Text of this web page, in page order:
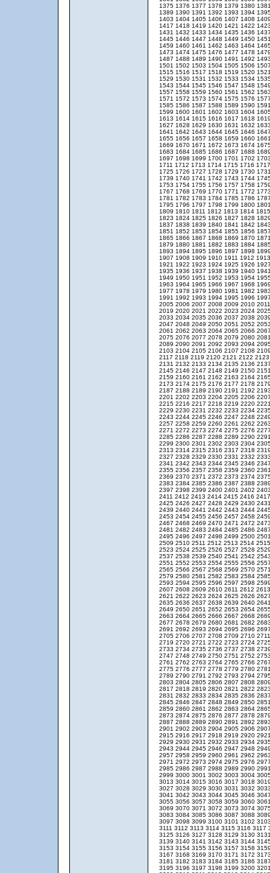
1375 1376 1377 1378 1379 1380
1389 1390 1391 1392 1393 1394
1403 1404 1405 1406 1407 1408
1417 1418 1419 1420 1421 1422
1431 1432 1433 1434 1435 1436
1445 1446 1447 1448 1449 1450
1459 1460 1461 1462 1463 1464
1473 1474 1475 1476 1477 1478
1487 1488 1489 1490 1491 1492
1501 1502 1503 1504 1505 1506
1515 1516 1517 1518 1519 1520
1529 1530 1531 1532 1533 1534
1543 1544 1545 1546 1547 1548
1557 1558 1559 1560 1561 1562
1571 1572 1573 1574 1575 1576
1585 1586 1587 1588 1589 1590
1599 1600 1601 1602 1603 1604
1613 1614 1615 1616 1617 1618
1627 1628 1629 1630 1631 1632
1641 1642 1643 1644 1645 1646
1655 1656 1657 1658 1659 1660
1669 1670 1671 1672 1673 1674
1683 1684 1685 1686 1687 1688
1697 1698 1699 1700 1701 1702
1711 1712 1713 1714 1715 1716
1725 1726 1727 1728 1729 1730
1739 1740 1741 1742 1743 1744
1753 1754 1755 1756 1757 1758
1767 1768 1769 1770 1771 1772
1781 1782 1783 1784 1785 1786
1795 1796 1797 1798 1799 1800
1809 1810 1811 1812 1813 1814
1823 1824 1825 1826 1827 1828
1837 1838 1839 1840 1841 1842
1851 1852 1853 1854 1855 1856
1865 1866 1867 1868 1869 1870
1879 1880 1881 1882 1883 1884
1893 1894 1895 1896 1897 1898
1907 1908 1909 1910 1911 1912
1921 1922 1923 1924 1925 1926
1935 1936 1937 1938 1939 1940
1949 1950 1951 1952 1953 1954
1963 1964 1965 1966 1967 1968
1977 1978 1979 1980 1981 1982
1991 1992 1993 1994 1995 1996
2005 2006 2007 2008 2009 2010
2019 2020 2021 2022 2023 2024
2033 2034 2035 2036 2037 2038
2047 2048 2049 2050 2051 2052
2061 2062 2063 2064 2065 2066
2075 2076 2077 2078 2079 2080
2089 2090 2091 2092 2093 2094
2103 2104 2105 2106 2107 2108
2117 2118 2119 2120 2121 2122
2131 2132 2133 2134 2135 2136
2145 2146 2147 2148 2149 2150
2159 2160 2161 2162 2163 2164
2173 2174 2175 2176 2177 2178
2187 2188 2189 2190 2191 2192
2201 2202 2203 2204 2205 2206
2215 2216 2217 2218 2219 2220
2229 2230 2231 2232 2233 2234
2243 2244 2245 2246 2247 2248
2257 2258 2259 2260 2261 2262
2271 2272 2273 2274 2275 2276
2285 2286 2287 2288 2289 2290
2299 2300 2301 2302 2303 2304
2313 2314 2315 2316 2317 2318
2327 2328 2329 2330 2331 2332
2341 2342 2343 2344 2345 2346
2355 2356 2357 2358 2359 2360
2369 2370 2371 2372 2373 2374
2383 2384 2385 2386 2387 2388
2397 2398 2399 2400 2401 2402
2411 2412 2413 2414 2415 2416
2425 2426 2427 2428 2429 2430
2439 2440 2441 2442 2443 2444
2453 2454 2455 2456 2457 2458
2467 2468 2469 2470 2471 2472
2481 2482 2483 2484 2485 2486
2495 2496 2497 2498 2499 2500
2509 2510 2511 2512 2513 2514
2523 2524 2525 2526 2527 2528
2537 2538 2539 2540 2541 2542
2551 2552 2553 2554 2555 2556
2565 2566 2567 2568 2569 2570
2579 2580 2581 2582 2583 2584
2593 2594 2595 2596 2597 2598
2607 2608 2609 2610 2611 2612
2621 2622 2623 2624 2625 2626
2635 2636 2637 2638 2639 2640
2649 2650 2651 2652 2653 2654
2663 2664 2665 2666 2667 2668
2677 2678 2679 2680 2681 2682
2691 2692 2693 2694 2695 2696
2705 2706 2707 2708 2709 2710
2719 2720 2721 2722 2723 2724
2733 2734 2735 2736 2737 2738
2747 2748 2749 2750 2751 2752
2761 2762 2763 2764 2765 2766
2775 2776 2777 2778 2779 2780
2789 2790 2791 2792 2793 2794
2803 2804 2805 2806 2807 2808
2817 2818 2819 2820 2821 2822
2831 2832 2833 2834 2835 2836
2845 2846 2847 2848 2849 2850
2859 2860 2861 2862 2863 2864
2873 2874 2875 2876 2877 2878
2887 2888 2889 2890 2891 2892
2901 2902 2903 2904 2905 2906
2915 2916 2917 2918 2919 2920
2929 2930 2931 2932 2933 2934
2943 2944 2945 2946 2947 2948
2957 2958 2959 2960 2961 2962
2971 2972 2973 2974 2975 2976
2985 2986 2987 2988 2989 2990
2999 3000 3001 3002 3003 3004
3013 3014 3015 3016 3017 3018
3027 3028 3029 3030 3031 3032
3041 3042 3043 3044 3045 3046
3055 3056 3057 3058 3059 3060
3069 3070 3071 3072 3073 3074
3083 3084 3085 3086 3087 3088
3097 3098 3099 3100 3101 3102
3111 3112 3113 3114 3115 3116 3117
3125 3126 3127 3128 3129 3130
3139 3140 3141 3142 3143 3144
3153 3154 3155 3156 3157 3158
3167 3168 3169 3170 3171 3172
3181 3182 3183 3184 3185 3186
3195 3196 3197 3198 3199 3200